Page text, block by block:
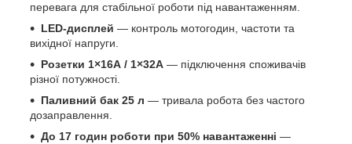
перевага для стабільної роботи під навантаженням.
LED-дисплей — контроль мотогодин, частоти та
вихідної напруги.
Розетки 1×16А / 1×32А — підключення споживачів
різної потужності.
Паливний бак 25 л — тривала робота без частого
дозаправлення.
До 17 годин роботи при 50% навантаженні —